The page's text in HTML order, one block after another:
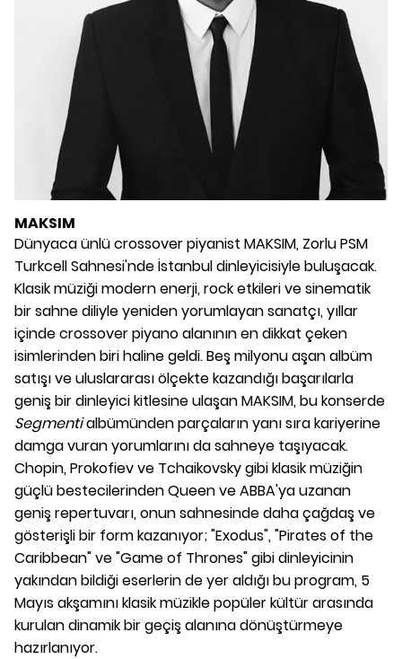
MAKSIM
Dünyaca ünlü crossover piyanist MAKSIM, Zorlu PSM
Turkcell Sahnesi'nde İstanbul dinleyicisiyle buluşacak.
Klasik müziği modern enerji, rock etkileri ve sinematik
bir sahne diliyle yeniden yorumlayan sanatçı, yıllar
içinde crossover piyano alanının en dikkat çeken
isimlerinden biri haline geldi. Beş milyonu aşan albüm
satışı ve uluslararası ölçekte kazandığı başarılarla
geniş bir dinleyici kitlesine ulaşan MAKSIM, bu konserde
Segmentialbümünden parçaların yanı sıra kariyerine
damga vuran yorumlarını da sahneye taşıyacak.
Chopin, Prokofiev ve Tchaikovsky gibi klasik müziğin
güçlü bestecilerinden Queen ve ABBA'ya uzanan
geniş repertuvarı, onun sahnesinde daha çağdaş ve
gösterişli bir form kazanıyor; "Exodus", "Pirates of the
Caribbean" ve "Game of Thrones" gibi dinleyicinin
yakından bildiği eserlerin de yer aldığı bu program, 5
Mayıs akşamını klasik müzikle popüler kültür arasında
kurulan dinamik bir geçiş alanına dönüştürmeye
hazırlanıyor.